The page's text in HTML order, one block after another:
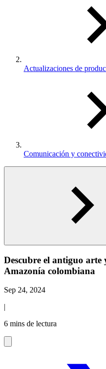
Actualizaciones de
Comunicación y
Descubre el antiguo arte
Amazonía colombiana
Sep 24, 2024
|
6 mins de lectura